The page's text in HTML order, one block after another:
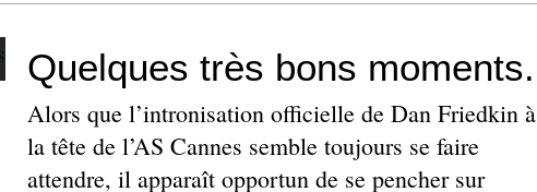
Quelques très bons moments.
Alors que l’intronisation officielle de Dan Friedkin à
la tête de l’AS Cannes semble toujours se faire
attendre, il apparaît opportun de se pencher sur